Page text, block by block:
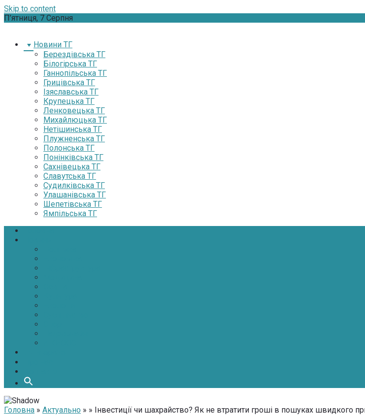
Skip to content
П’ятниця, 7 Серпня
Новини ТГ
Берездівська ТГ
Білогірська ТГ
Ганнопільська ТГ
Грицівська ТГ
Ізяславська ТГ
Крупецька ТГ
Ленковецька ТГ
Михайлюцька ТГ
Нетішинська ТГ
Плужненська ТГ
Полонська ТГ
Понінківська ТГ
Сахнівецька ТГ
Славутська ТГ
Судилківська ТГ
Улашанівська ТГ
Шепетівська ТГ
Ямпільська ТГ
Головна » Актуально » » Інвестиції чи шахрайство? Як не втратити гроші в пошуках швидкого